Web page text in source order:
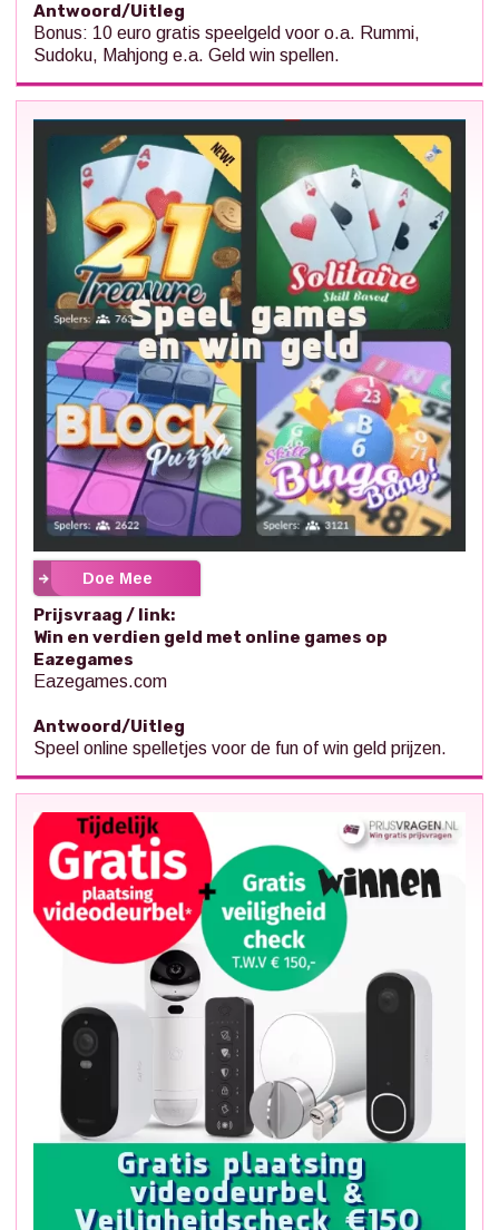
Antwoord/Uitleg
Bonus: 10 euro gratis speelgeld voor o.a. Rummi,
Sudoku, Mahjong e.a. Geld win spellen.
Doe Mee
Prijsvraag / link:
Win en verdien geld met online games op
Eazegames
Eazegames.com
Antwoord/Uitleg
Speel online spelletjes voor de fun of win geld prijzen.